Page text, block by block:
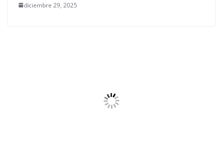
diciembre 29, 2025